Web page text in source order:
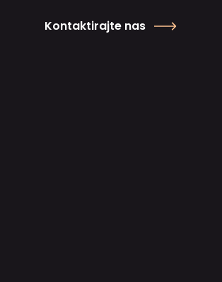
Kontaktirajte nas